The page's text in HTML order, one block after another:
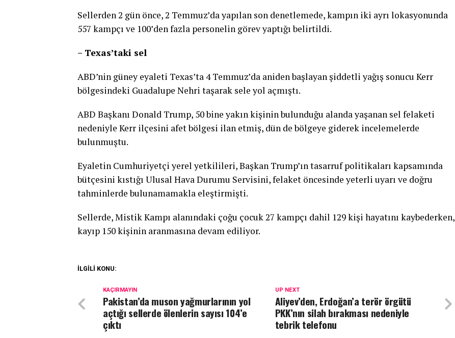
Sellerden 2 gün önce, 2 Temmuz’da yapılan son denetlemede, kampın iki ayrı lokasyonunda
557 kampçı ve 100’den fazla personelin görev yaptığı belirtildi.
– Texas’taki sel
ABD’nin güney eyaleti Texas’ta 4 Temmuz’da aniden başlayan şiddetli yağış sonucu Kerr
bölgesindeki Guadalupe Nehri taşarak sele yol açmıştı.
ABD Başkanı Donald Trump, 50 bine yakın kişinin bulunduğu alanda yaşanan sel felaketi
nedeniyle Kerr ilçesini afet bölgesi ilan etmiş, dün de bölgeye giderek incelemelerde
bulunmuştu.
Eyaletin Cumhuriyetçi yerel yetkilileri, Başkan Trump’ın tasarruf politikaları kapsamında
bütçesini kıstığı Ulusal Hava Durumu Servisini, felaket öncesinde yeterli uyarı ve doğru
tahminlerde bulunamamakla eleştirmişti.
Sellerde, Mistik Kampı alanındaki çoğu çocuk 27 kampçı dahil 129 kişi hayatını kaybederken,
kayıp 150 kişinin aranmasına devam ediliyor.
İLGİLİ KONU:
UP NEXT
Aliyev’den, Erdoğan’a terör örgütü
PKK’nın silah bırakması nedeniyle
tebrik telefonu
KAÇIRMAYIN
Pakistan’da muson yağmurlarının yol
açtığı sellerde ölenlerin sayısı 104’e
çıktı